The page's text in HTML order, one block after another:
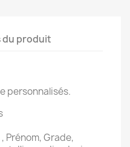
du produit
personnalisés.
Prénom, Grade,